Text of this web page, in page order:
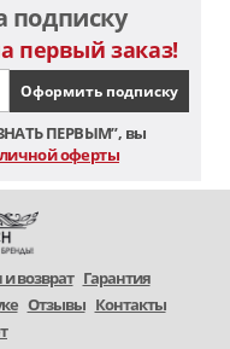
подписку
первый заказ!
ПЕРВЫМ”, вы
оферты
возврат Гарантия
Отзывы Контакты